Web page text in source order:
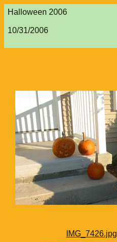
Halloween 2006
10/31/2006
IMG_7426.jpg